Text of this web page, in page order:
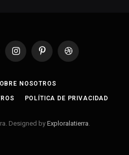
InstagramPinterestDribbble
NOSOTROS
POLÍTICA DE PRIVACIDAD
Designed by Exploralatierra